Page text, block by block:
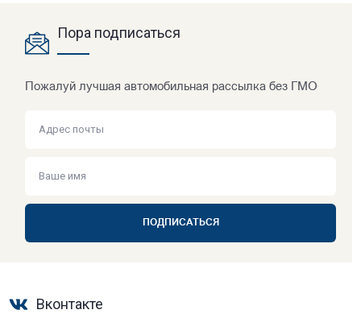
Пора подписаться
Пожалуй лучшая автомобильная рассылка без ГМО
ПОДПИСАТЬСЯ
Вконтакте